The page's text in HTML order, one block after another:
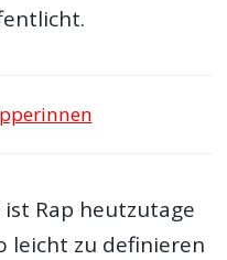
Rap heutzutage
leicht zu definieren